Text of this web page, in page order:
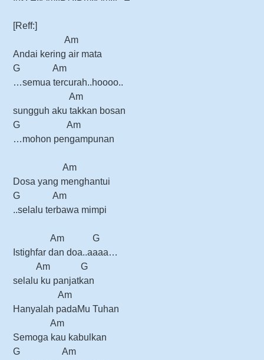
[Reff:]
Am
Andai kering air mata
G Am
…semua tercurah..hoooo..
Am
sungguh aku takkan bosan
G Am
…mohon pengampunan
Am
Dosa yang menghantui
G Am
..selalu terbawa mimpi
Am G
Istighfar dan doa..aaaa…
Am G
selalu ku panjatkan
Am
Hanyalah padaMu Tuhan
Am
Semoga kau kabulkan
G Am